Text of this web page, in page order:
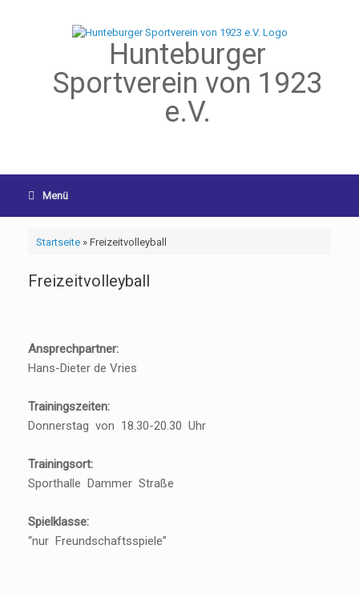
Hunteburger
Sportverein von 1923
e.V.
Menü
Startseite» Freizeitvolleyball
Freizeitvolleyball
Ansprechpartner:
Hans-Dieter de Vries
Trainingszeiten:
Donnerstag von 18.30-20.30 Uhr
Trainingsort:
Sporthalle Dammer Straße
Spielklasse:
“nur Freundschaftsspiele”